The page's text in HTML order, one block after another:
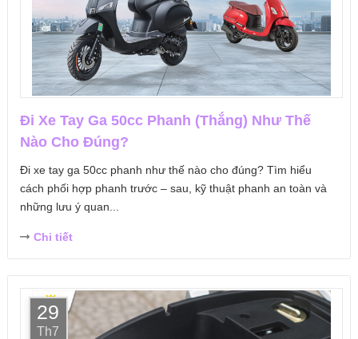
Đi Xe Tay Ga 50cc Phanh (Thắng) Như Thế
Nào Cho Đúng?
Đi xe tay ga 50cc phanh như thế nào cho đúng? Tìm hiểu
cách phối hợp phanh trước – sau, kỹ thuật phanh an toàn và
những lưu ý quan...
Chi tiết
29
Th7